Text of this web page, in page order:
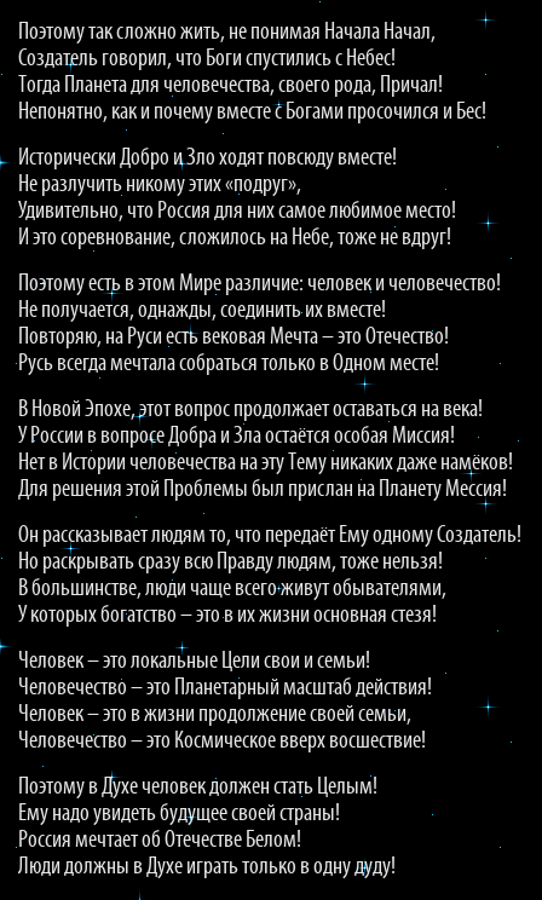
Поэтому так сложно жить, не понимая Начала Начал,
Создатель говорил, что Боги спустились с Небес!
Тогда Планета для человечества, своего рода, Причал!
Непонятно, как и почему вместе с Богами просочился и Бес!
Исторически Добро и Зло ходят повсюду вместе!
Не разлучить никому этих «подруг»,
Удивительно, что Россия для них самое любимое место!
И это соревнование, сложилось на Небе, тоже не вдруг!
Поэтому есть в этом Мире различие: человек и человечество!
Не получается, однажды, соединить их вместе!
Повторяю, на Руси есть вековая Мечта – это Отечество!
Русь всегда мечтала собраться только в Одном месте!
В Новой Эпохе, этот вопрос продолжает оставаться на века!
У России в вопросе Добра и Зла остаётся особая Миссия!
Нет в Истории человечества на эту Тему никаких даже намёков!
Для решения этой Проблемы был прислан на Планету Мессия!
Он рассказывает людям то, что передаёт Ему одному Создатель!
Но раскрывать сразу всю Правду людям, тоже нельзя!
В большинстве, люди чаще всего живут обывателями,
У которых богатство – это в их жизни основная стезя!
Человек – это локальные Цели свои и семьи!
Человечество – это Планетарный масштаб действия!
Человек – это в жизни продолжение своей семьи,
Человечество – это Космическое вверх восшествие!
Поэтому в Духе человек должен стать Целым!
Ему надо увидеть будущее своей страны!
Россия мечтает об Отечестве Белом!
Люди должны в Духе играть только в одну дуду!